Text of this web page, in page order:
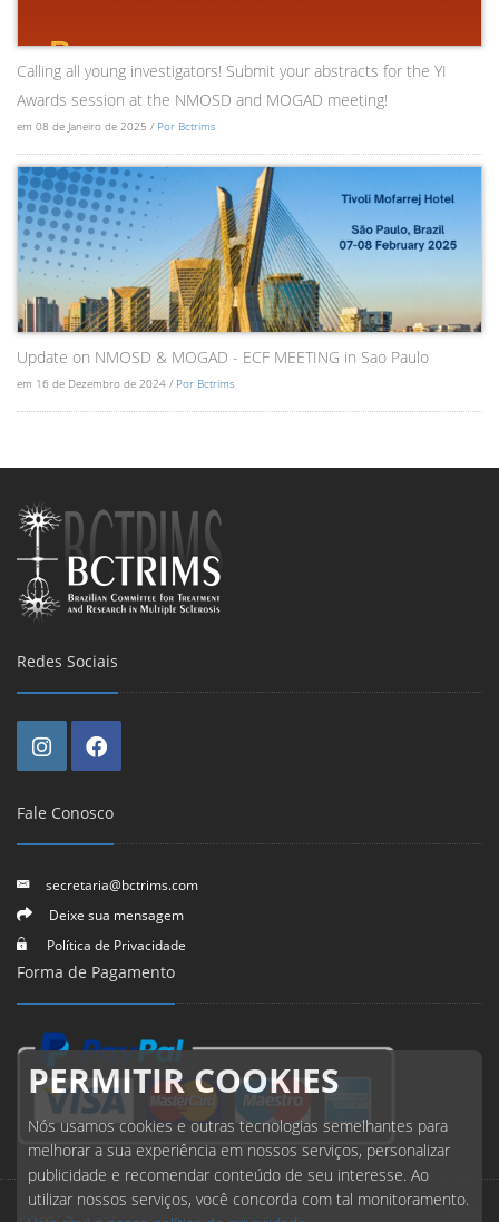
Calling all young investigators! Submit your abstracts for the YI
Awards session at the NMOSD and MOGAD meeting!
em 08 de Janeiro de 2025 / Por Bctrims
Update on NMOSD & MOGAD - ECF MEETING in Sao Paulo
em 16 de Dezembro de 2024 / Por Bctrims
Redes Sociais
Fale Conosco
secretaria@bctrims.com
Deixe sua mensagem
Política de Privacidade
Forma de Pagamento
PERMITIR COOKIES
Nós usamos cookies e outras tecnologias semelhantes para
melhorar a sua experiência em nossos serviços, personalizar
publicidade e recomendar conteúdo de seu interesse. Ao
utilizar nossos serviços, você concorda com tal monitoramento.